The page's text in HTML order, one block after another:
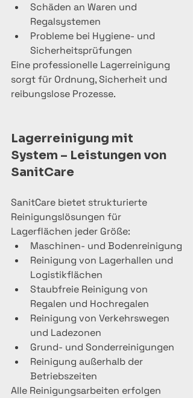
Schäden an Waren und
Regalsystemen
Probleme bei Hygiene- und
Sicherheitsprüfungen
Eine professionelle Lagerreinigung
sorgt für Ordnung, Sicherheit und
reibungslose Prozesse.
Lagerreinigung mit
System – Leistungen von
SanitCare
SanitCare bietet strukturierte
Reinigungslösungen für
Lagerflächen jeder Größe:
Maschinen- und Bodenreinigung
Reinigung von Lagerhallen und
Logistikflächen
Staubfreie Reinigung von
Regalen und Hochregalen
Reinigung von Verkehrswegen
und Ladezonen
Grund- und Sonderreinigungen
Reinigung außerhalb der
Betriebszeiten
Alle Reinigungsarbeiten erfolgen